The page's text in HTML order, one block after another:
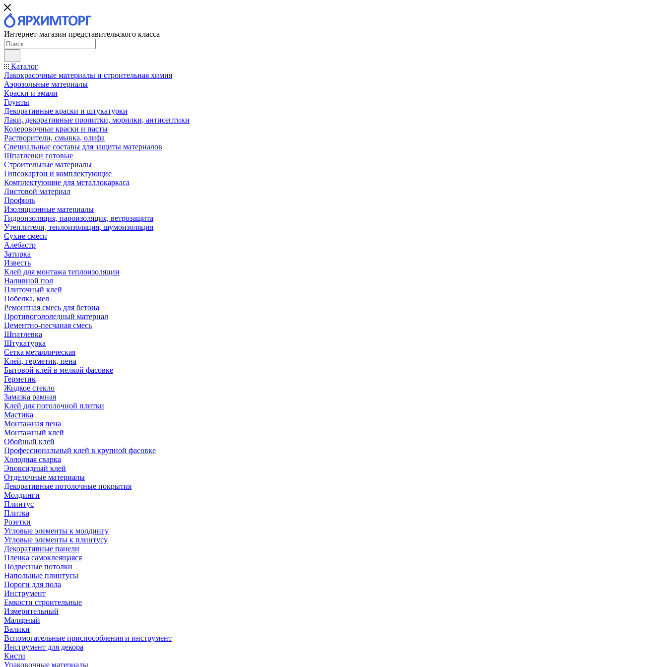
Интернет-магазин представительского класса
Каталог
Лакокрасочные материалы и строительная химия
Аэрозольные материалы
Краски и эмали
Грунты
Декоративные краски и штукатурки
Лаки, декоративные пропитки, морилки, антисептики
Колеровочные краски и пасты
Растворители, смывка, олифа
Специальные составы для защиты материалов
Шпатлевки готовые
Строительные материалы
Гипсокартон и комплектующие
Комплектующие для металлокаркаса
Листовой материал
Профиль
Изоляционные материалы
Гидроизоляция, пароизоляция, ветрозащита
Утеплители, теплоизоляция, шумоизоляция
Сухие смеси
Алебастр
Затирка
Известь
Клей для монтажа теплоизоляции
Наливной пол
Плиточный клей
Побелка, мел
Ремонтная смесь для бетона
Противогололедный материал
Цементно-песчаная смесь
Шпатлевка
Штукатурка
Сетка металлическая
Клей, герметик, пена
Бытовой клей в мелкой фасовке
Герметик
Жидкое стекло
Замазка рамная
Клей для потолочной плитки
Мастика
Монтажная пена
Монтажный клей
Обойный клей
Профессиональный клей в крупной фасовке
Холодная сварка
Эпоксидный клей
Отделочные материалы
Декоративные потолочные покрытия
Молдинги
Плинтус
Плитка
Розетки
Угловые элементы к молдингу
Угловые элементы к плинтусу
Декоративные панели
Пленка самоклеящаяся
Подвесные потолки
Напольные плинтусы
Пороги для пола
Инструмент
Емкости строительные
Измерительный
Малярный
Валики
Вспомогательные приспособления и инструмент
Инструмент для декора
Кисти
Упаковочные материалы